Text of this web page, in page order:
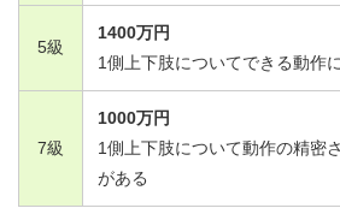
5級
1400万円
1側上下肢についてできる動作
7級
1000万円
1側上下肢について動作の精密
がある